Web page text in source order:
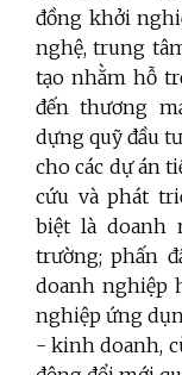
đồng khởi
nghệ, trung
tạo nhằm hỗ
đến thương
dựng quỹ đầu
cho các dự án
cứu và phát
biệt là doanh
trường; phấn
doanh nghiệp
nghiệp ứng
- kinh doanh,